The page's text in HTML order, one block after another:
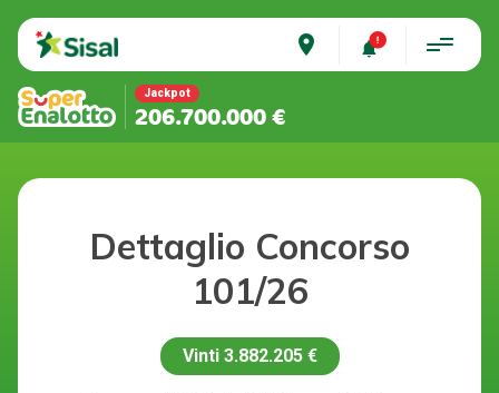
place
Jackpot
206.700.000 €
Dettaglio Concorso
101/26
Vinti 3.882.205 €